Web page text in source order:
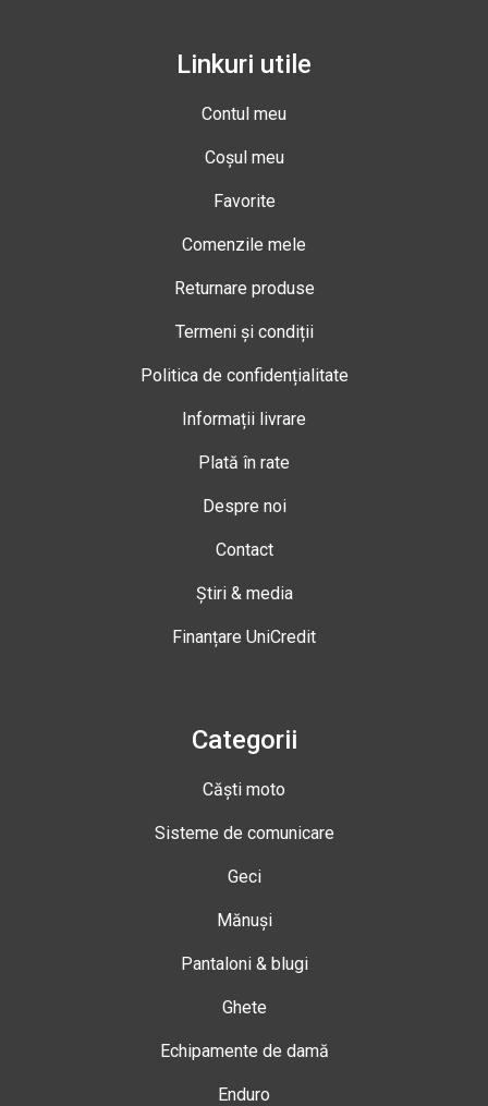
Linkuri utile
Contul meu
Coșul meu
Favorite
Comenzile mele
Returnare produse
Termeni și condiții
Politica de confidențialitate
Informații livrare
Plată în rate
Despre noi
Contact
Știri & media
Finanțare UniCredit
Categorii
Căști moto
Sisteme de comunicare
Geci
Mănuși
Pantaloni & blugi
Ghete
Echipamente de damă
Enduro